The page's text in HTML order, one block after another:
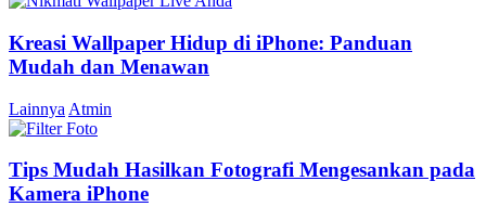
Kreasi Wallpaper Hidup di iPhone: Panduan
Mudah dan Menawan
Lainnya Atmin
Tips Mudah Hasilkan Fotografi Mengesankan pada
Kamera iPhone